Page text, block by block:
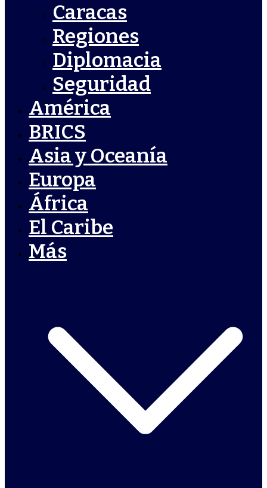
Caracas
Regiones
Diplomacia
Seguridad
América
BRICS
Asia y Oceanía
Europa
África
El Caribe
Más